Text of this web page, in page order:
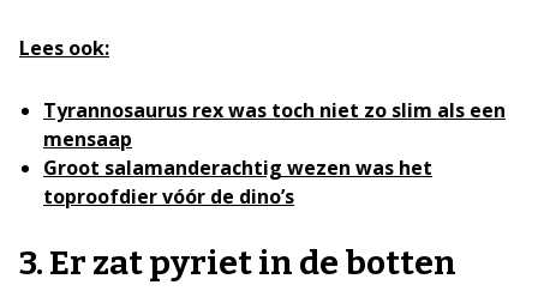
Lees ook:
Tyrannosaurus rex was toch niet zo slim als een
mensaap
Groot salamanderachtig wezen was het
toproofdier vóór de dino’s
3. Er zat pyriet in de botten